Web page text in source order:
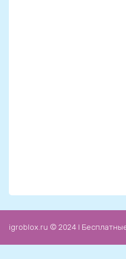
igroblox.ru © 2024 l